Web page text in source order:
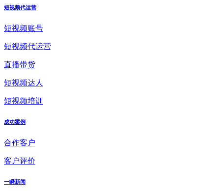
短视频代运营
短视频账号
短视频代运营
直播带货
短视频达人
短视频培训
成功案例
合作客户
客户评价
一瞬新闻